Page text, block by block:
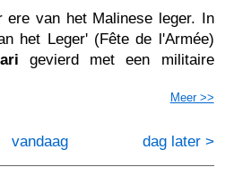
ere van het Malinese leger. In
het Leger' (Fête de l'Armée)
gevierd met een militaire
Meer >>
dag later >
vandaag